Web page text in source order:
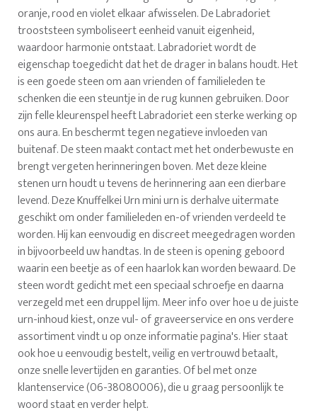
oranje, rood en violet elkaar afwisselen. De Labradoriet
trooststeen symboliseert eenheid vanuit eigenheid,
waardoor harmonie ontstaat. Labradoriet wordt de
eigenschap toegedicht dat het de drager in balans houdt. Het
is een goede steen om aan vrienden of familieleden te
schenken die een steuntje in de rug kunnen gebruiken. Door
zijn felle kleurenspel heeft Labradoriet een sterke werking op
ons aura. En beschermt tegen negatieve invloeden van
buitenaf. De steen maakt contact met het onderbewuste en
brengt vergeten herinneringen boven. Met deze kleine
stenen urn houdt u tevens de herinnering aan een dierbare
levend. Deze Knuffelkei Urn mini urn is derhalve uitermate
geschikt om onder familieleden en-of vrienden verdeeld te
worden. Hij kan eenvoudig en discreet meegedragen worden
in bijvoorbeeld uw handtas. In de steen is opening geboord
waarin een beetje as of een haarlok kan worden bewaard. De
steen wordt gedicht met een speciaal schroefje en daarna
verzegeld met een druppel lijm. Meer info over hoe u de juiste
urn-inhoud kiest, onze vul- of graveerservice en ons verdere
assortiment vindt u op onze informatie pagina's. Hier staat
ook hoe u eenvoudig bestelt, veilig en vertrouwd betaalt,
onze snelle levertijden en garanties. Of bel met onze
klantenservice (06-38080006), die u graag persoonlijk te
woord staat en verder helpt.